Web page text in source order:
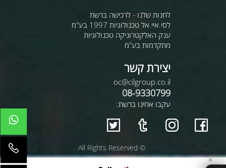
לחנות שלנו - לרכישה ברשת
לסי.איי.אל טכנולוגיות 1997 בע"מ
ענק האלקטרוניקה טכנולוגיות
מתקדמות בע"מ
יצירת קשר
oc@cilgroup.co.il
08-9330799
עקבו אחינו ברשת:
© All Rights Reserved
✕